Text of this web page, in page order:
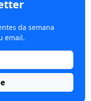
da semana
email.